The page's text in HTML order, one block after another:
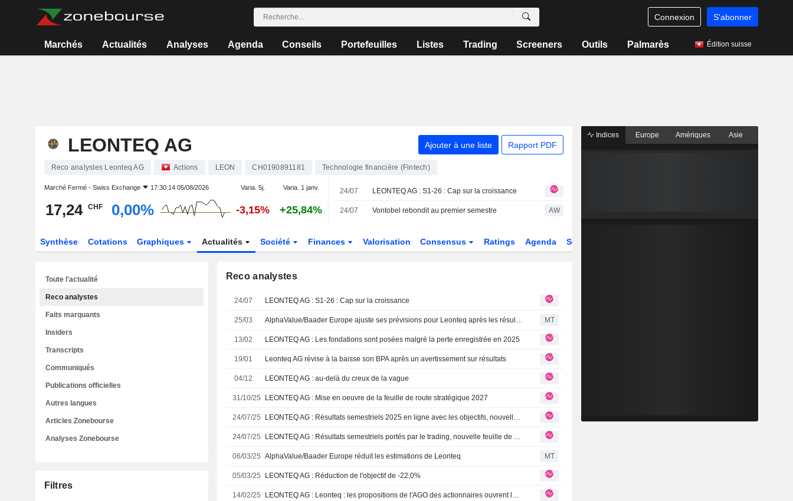
Connexion S'abonner
Marchés Actualités Analyses Agenda Conseils Portefeuilles Listes Trading Screeners Outils Palmarès Édition suisse
LEONTEQ AG Ajouter à une liste Rapport PDF
Reco analystes Leonteq AG Actions LEON CH0190891181 Technologie financière (Fintech)
Marché Fermé - Swiss Exchange 17:30:14 05/08/2026 Varia. 5j. Varia. 1 janv.
17,24 CHF 0,00% -3,15% +25,84%
24/07 LEONTEQ AG : S1-26 : Cap sur la croissance
24/07 Vontobel rebondit au premier semestre AW
Synthèse Cotations Graphiques Actualités Société Finances Valorisation Consensus Ratings Agenda Secteur
Reco analystes
24/07 LEONTEQ AG : S1-26 : Cap sur la croissance
25/03 AlphaValue/Baader Europe ajuste ses prévisions pour Leonteq après les résultats annuels et les perspectives MT
13/02 LEONTEQ AG : Les fondations sont posées malgré la perte enregistrée en 2025
19/01 Leonteq AG révise à la baisse son BPA après un avertissement sur résultats
04/12 LEONTEQ AG : au-delà du creux de la vague
31/10/25 LEONTEQ AG : Mise en oeuvre de la feuille de route stratégique 2027
24/07/25 LEONTEQ AG : Résultats semestriels 2025 en ligne avec les objectifs, nouvelle feuille de route stratégique à l'horizon 2027
24/07/25 LEONTEQ AG : Résultats semestriels portés par le trading, nouvelle feuille de route et relèvement attendu des prévisions
06/03/25 AlphaValue/Baader Europe réduit les estimations de Leonteq MT
05/03/25 LEONTEQ AG : Réduction de l'objectif de -22,0%
14/02/25 LEONTEQ AG : Leonteq : les propositions de l'AGO des actionnaires ouvrent la voie à la spéculation sur les rendements du capital.
Toute l'actualité
Reco analystes
Faits marquants
Insiders
Transcripts
Communiqués
Publications officielles
Autres langues
Articles Zonebourse
Analyses Zonebourse
Filtres
Indices Europe Amériques Asie